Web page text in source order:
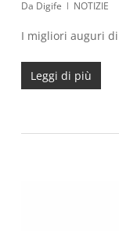
Da Digife NOTIZIE
I migliori auguri di
Leggi di più